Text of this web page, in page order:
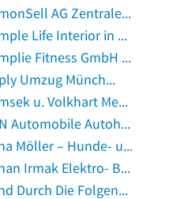
bis SimonSell AG Zentrale in Wohltorf
bis Simple Life Interior in München
bis Simplie Fitness GmbH in Heusweiler
bis Simply Umzug München in München
bis Simsek u. Volkhart Mezger in Bochum
bis SIN Automobile Autohandel in Darmstadt
bis Sina Möller – Hunde- und Paarfotografin in Mannheim
bis Sinan Irmak Elektro- Boutique in Neu-Isenburg
bis Sind Durch Die Folgenden in Hungen